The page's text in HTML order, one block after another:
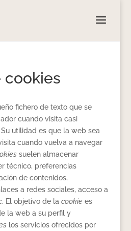
cookies
fichero de texto que se
cuando visita casi
utilidad es que la web sea
cuando vuelva a navegar
suelen almacenar
técnico, preferencias
de contenidos,
a redes sociales, acceso a
El objetivo de la cookie es
la web a su perfil y
los servicios ofrecidos por